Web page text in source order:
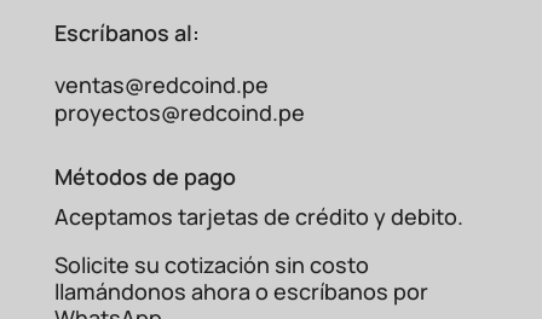
El diseño TEFC y la construcción robusta
recomiendan revisiones periódicas de
lubricación y limpieza externa para
¿Ofrecen garantía en este
supuesto. En Redcoind, todos nuestros
cuentan con garantía del fabricante.
Contáctenos enredcoind.pepara conocer
Escríbanos al:
ventas@redcoind.pe
proyectos@redcoind.pe
Métodos de pago
Aceptamos tarjetas de crédito y debito.
Solicite su cotización sin costo
llamándonos ahora o escríbanos por